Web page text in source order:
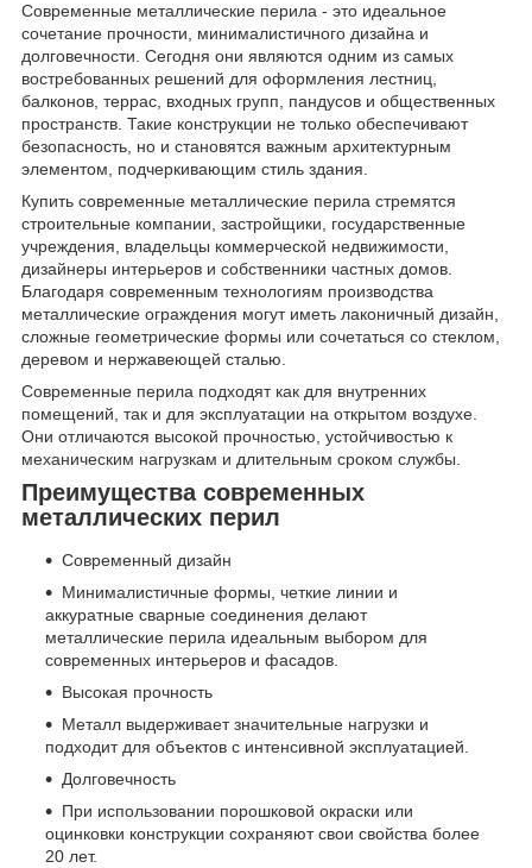
Современные металлические перила - это идеальное
сочетание прочности, минималистичного дизайна и
долговечности. Сегодня они являются одним из самых
востребованных решений для оформления лестниц,
балконов, террас, входных групп, пандусов и общественных
пространств. Такие конструкции не только обеспечивают
безопасность, но и становятся важным архитектурным
элементом, подчеркивающим стиль здания.
Купить современные металлические перила стремятся
строительные компании, застройщики, государственные
учреждения, владельцы коммерческой недвижимости,
дизайнеры интерьеров и собственники частных домов.
Благодаря современным технологиям производства
металлические ограждения могут иметь лаконичный дизайн,
сложные геометрические формы или сочетаться со стеклом,
деревом и нержавеющей сталью.
Современные перила подходят как для внутренних
помещений, так и для эксплуатации на открытом воздухе.
Они отличаются высокой прочностью, устойчивостью к
механическим нагрузкам и длительным сроком службы.
Преимущества современных
металлических перил
Современный дизайн
Минималистичные формы, четкие линии и
аккуратные сварные соединения делают
металлические перила идеальным выбором для
современных интерьеров и фасадов.
Высокая прочность
Металл выдерживает значительные нагрузки и
подходит для объектов с интенсивной эксплуатацией.
Долговечность
При использовании порошковой окраски или
оцинковки конструкции сохраняют свои свойства более
20 лет.